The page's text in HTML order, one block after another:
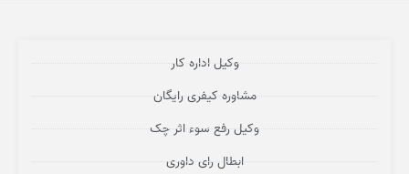
وکیل اداره کار
مشاوره کیفری رایگان
وکیل رفع سوء اثر چک
ابطال رای داوری